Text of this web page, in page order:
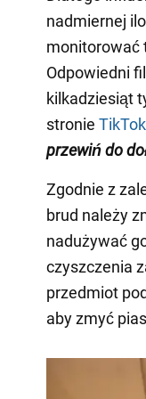
nadmiernej
monitorować
Odpowiedni
kilkadziesiąt
stronie TikTok
przewiń do
Zgodnie z
brud należy
nadużywać
czyszczenia
przedmiot
aby zmyć